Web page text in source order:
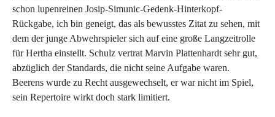
schon lupenreinen Josip-Simunic-Gedenk-Hinterkopf-
Rückgabe, ich bin geneigt, das als bewusstes Zitat zu sehen, mit
dem der junge Abwehrspieler sich auf eine große Langzeitrolle
für Hertha einstellt. Schulz vertrat Marvin Plattenhardt sehr gut,
abzüglich der Standards, die nicht seine Aufgabe waren.
Beerens wurde zu Recht ausgewechselt, er war nicht im Spiel,
sein Repertoire wirkt doch stark limitiert.